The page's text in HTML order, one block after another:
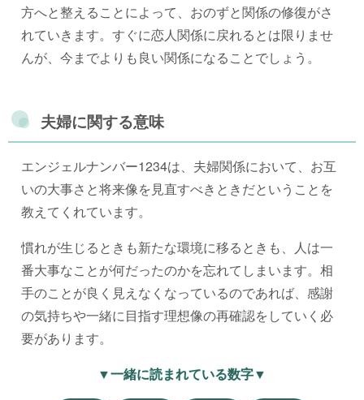
方へと整えることによって、おのずと関係の修復がさ
れていきます。すぐに恋人関係に戻れるとは限りませ
んが、今までよりも良い関係になることでしょう。
夫婦に関する意味
エンジェルナンバー1234は、夫婦関係において、お互
いの大事さと将来像を見直すべきときだということを
教えてくれています。
慣れが生じるときも新たな環境に移るときも、人は一
番大事なことが何だったのかを忘れてしまいます。相
手のことが良く見えなくなっているのであれば、感謝
の気持ちや一緒に目指す理想像の再確認をしていく必
要があります。
▼一緒に読まれている数字▼